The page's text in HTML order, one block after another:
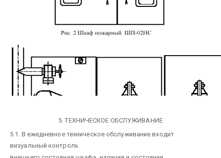
5. ТЕХНИЧЕСКОЕ ОБСЛУЖИВАНИЕ
5.1. В ежедневное техническое обслуживание входит
визуальный контроль